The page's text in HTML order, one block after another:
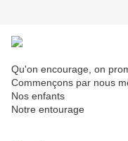
Qu'on encourage, on
Commençons par nous
Nos enfants
Notre entourage